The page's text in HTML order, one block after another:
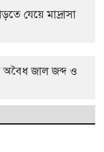
যেয়ে মাদ্রাসা
অবৈধ জাল জব্দ ও